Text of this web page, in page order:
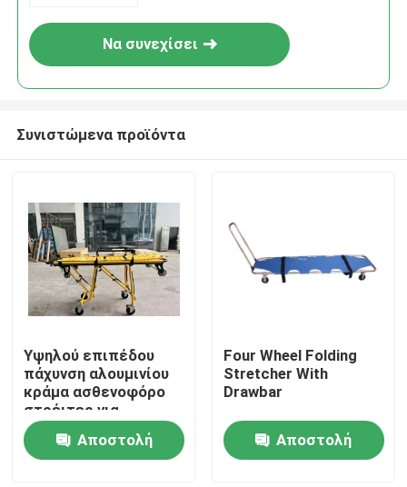
Σπίτι
Προϊόντα
Να συνεχίσει
Συνιστώμενα προϊόντα
Υψηλού επιπέδου
πάχυνση αλουμινίου
κράμα ασθενοφόρο
στρέιτερ για
διάσωση έκτακτης
ανάγκης με
ρυθμιζόμενο ύψος
Αποστολή
Four Wheel Folding
Stretcher With
Drawbar
Αποστολή